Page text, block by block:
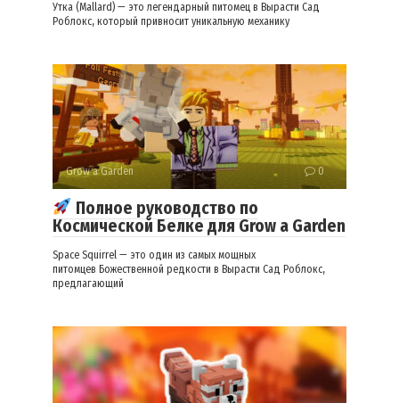
Утка (Mallard) — это легендарный питомец в Вырасти Сад
Роблокс, который привносит уникальную механику
Grow a Garden 0
Полное руководство по
Космической Белке для Grow a Garden
Space Squirrel — это один из самых мощных
питомцев Божественной редкости в Вырасти Сад Роблокс,
предлагающий